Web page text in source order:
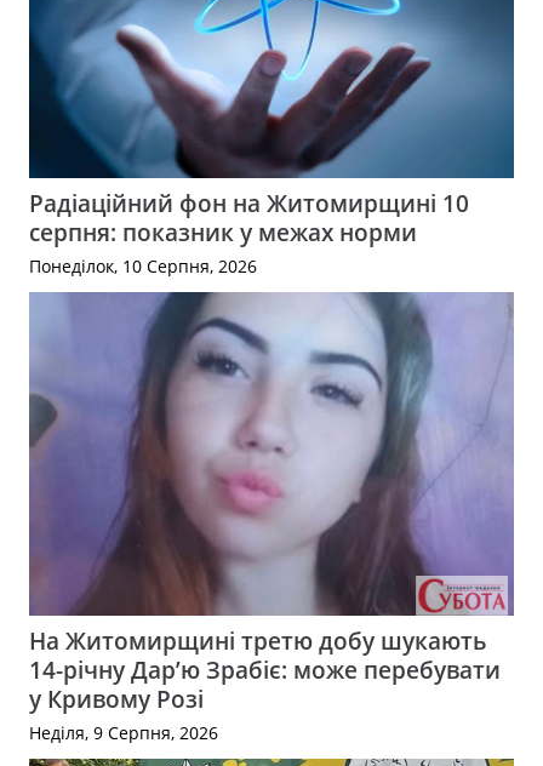
Радіаційний фон на Житомирщині 10
серпня: показник у межах норми
Понеділок, 10 Серпня, 2026
На Житомирщині третю добу шукають
14-річну Дар’ю Зрабіє: може перебувати
у Кривому Розі
Неділя, 9 Серпня, 2026